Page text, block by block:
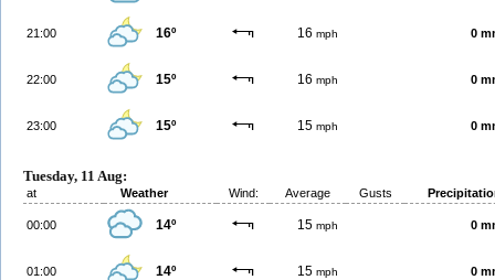
21:00 16º 16 mph 0
22:00 15º 16 mph 0
23:00 15º 15 mph 0
Tuesday, 11 Aug:
at Weather Wind: Average Gusts
00:00 14º 15 mph 0
01:00 14º 15 mph 0